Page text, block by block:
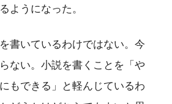
ようになった。
書いているわけではない。今
ない。小説を書くことを「や
もできる」と軽んじているわ